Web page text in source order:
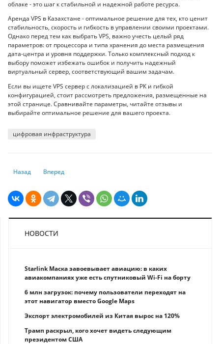
облаке - это шаг к стабильной и надежной работе ресурса.
Аренда VPS в Казахстане - оптимальное решение для тех, кто ценит
стабильность, скорость и гибкость в управлении своими проектами.
Однако перед тем как выбрать VPS, важно учесть целый ряд
параметров: от процессора и типа хранения до места размещения
дата-центра и уровня поддержки. Только комплексный подход к
выбору поможет избежать ошибок и получить надежный
виртуальный сервер, соответствующий вашим задачам.
Если вы ищете VPS сервер с локализацией в РК и гибкой
конфигурацией, стоит рассмотреть предложения, размещенные на
этой странице. Сравнивайте параметры, читайте отзывы и
выбирайте оптимальное решение для вашего проекта.
цифровая инфраструктура
Предыдущий: Что такое нейросеть простыми словами - как работает и
Назад Следующий: Самые дорогие гаджеты в мире в 2025 году:
Вперед
НОВОСТИ
Starlink Маска завоевывает авиацию: в каких
авиакомпаниях уже есть спутниковый Wi-Fi на борту
6 млн загрузок: почему пользователи переходят на
этот навигатор вместо Google Maps
Экспорт электромобилей из Китая вырос на 120%
Трамп раскрыл, кого хочет видеть следующим
президентом США